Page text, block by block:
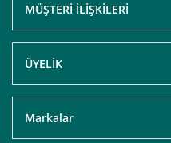
MÜŞTERİ İLİŞKİLERİ
ÜYELİK
Markalar